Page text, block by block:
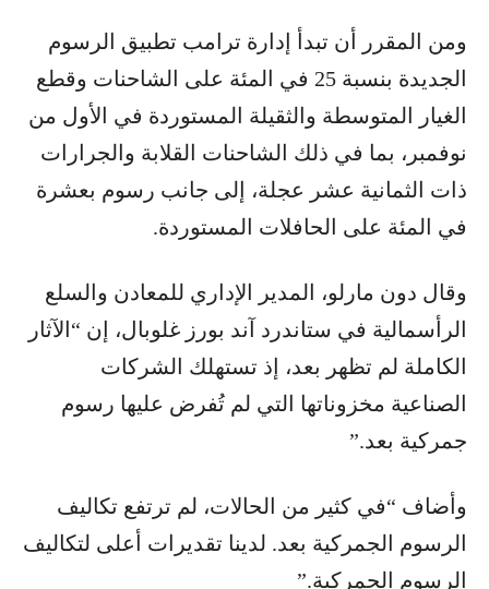
ومن المقرر أن تبدأ إدارة ترامب تطبيق الرسوم
الجديدة بنسبة 25 في المئة على الشاحنات وقطع
الغيار المتوسطة والثقيلة المستوردة في الأول من
نوفمبر، بما في ذلك الشاحنات القلابة والجرارات
ذات الثمانية عشر عجلة، إلى جانب رسوم بعشرة
في المئة على الحافلات المستوردة.
وقال دون مارلو، المدير الإداري للمعادن والسلع
الرأسمالية في ستاندرد آند بورز غلوبال، إن “الآثار
الكاملة لم تظهر بعد، إذ تستهلك الشركات
الصناعية مخزوناتها التي لم تُفرض عليها رسوم
جمركية بعد.”
وأضاف “في كثير من الحالات، لم ترتفع تكاليف
الرسوم الجمركية بعد. لدينا تقديرات أعلى لتكاليف
الرسوم الجمركية.”